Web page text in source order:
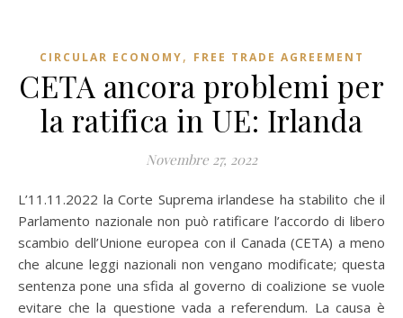
CIRCULAR ECONOMY, FREE TRADE AGREEMENT
CETA ancora problemi per
la ratifica in UE: Irlanda
Novembre 27, 2022
L’11.11.2022 la Corte Suprema irlandese ha stabilito che il
Parlamento nazionale non può ratificare l’accordo di libero
scambio dell’Unione europea con il Canada (CETA) a meno
che alcune leggi nazionali non vengano modificate; questa
sentenza pone una sfida al governo di coalizione se vuole
evitare che la questione vada a referendum. La causa è